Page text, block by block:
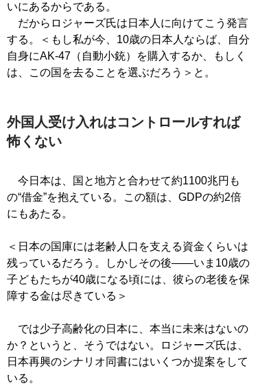
いにあるからである。
だからロジャーズ氏は日本人に向けてこう発言
する。＜もし私が今、10歳の日本人ならば、自分
自身にAK-47（自動小銃）を購入するか、もしく
は、この国を去ることを選ぶだろう＞と。
外国人受け入れはコントロールすれば
怖くない
今日本は、国と地方と合わせて約1100兆円も
の“借金”を抱えている。この額は、GDPの約2倍
にもあたる。
＜日本の国庫には老齢人口を支える資金くらいは
残っているだろう。しかしその後——いま10歳の
子どもたちが40歳になる頃には、彼らの老後を保
障する金は尽きている＞
では少子高齢化の日本に、本当に未来はないの
か？というと、そうではない。ロジャーズ氏は、
日本再興のシナリオ同書にはいくつか提案をして
いる。